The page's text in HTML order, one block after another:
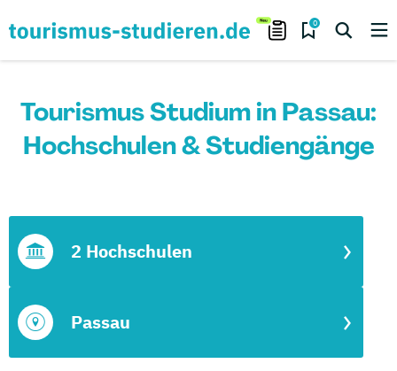
0
Tourismus Studium in Passau:
Hochschulen & Studiengänge
Passau
2 Hochschulen